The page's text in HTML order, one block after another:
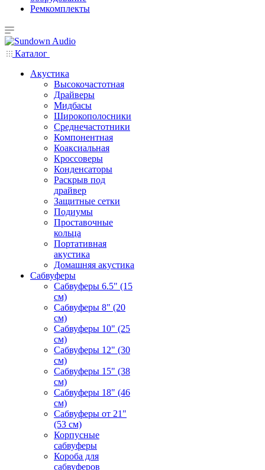
Ремкомплекты
Каталог
Акустика
Высокочастотная
Драйверы
Мидбасы
Широкополосники
Среднечастотники
Компонентная
Коаксиальная
Кроссоверы
Конденсаторы
Раскрыв под
драйвер
Защитные сетки
Подиумы
Проставочные
кольца
Портативная
акустика
Домашняя акустика
Сабвуферы
Сабвуферы 6.5" (15
см)
Сабвуферы 8" (20
см)
Сабвуферы 10" (25
см)
Сабвуферы 12" (30
см)
Сабвуферы 15" (38
см)
Сабвуферы 18" (46
см)
Сабвуферы от 21"
(53 см)
Корпусные
сабвуферы
Короба для
сабвуферов